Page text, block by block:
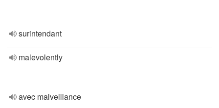
surintendant
malevolently
avec malveillance